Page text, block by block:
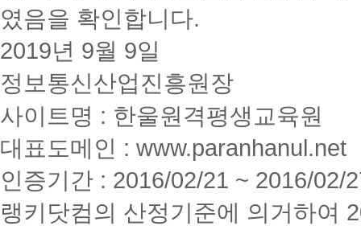
였음을 확인합니다.
2019년 9월 9일
정보통신산업진흥원장
사이트명 : 한울원격평생교육원
대표도메인 : www.paranhanul.net
인증기간 : 2016/02/21 ~ 2016/02/
랭키닷컴의 산정기준에 의거하여